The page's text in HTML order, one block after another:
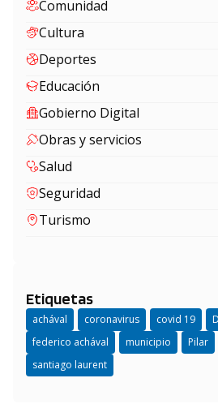
Comunidad
Cultura
Deportes
Educación
Gobierno Digital
Obras y servicios
Salud
Seguridad
Turismo
Etiquetas
achával coronavirus covid 19
federico achával
municipio Pilar
santiago laurent